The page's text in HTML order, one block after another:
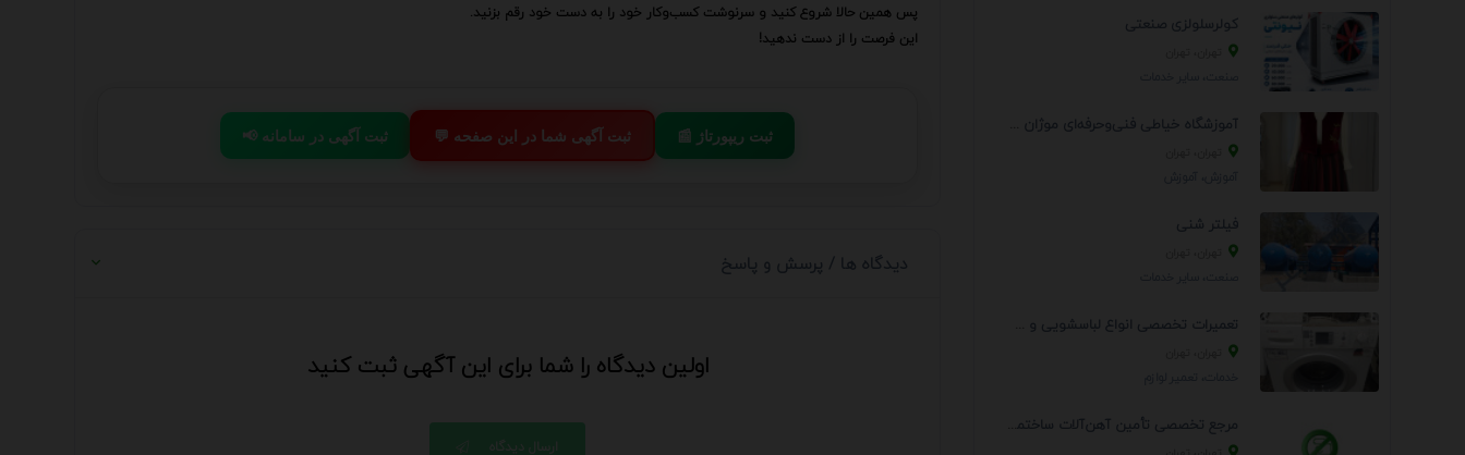
پس همین حالا شروع کنید و سرنوشت کسب‌وکار خود را به دست خود رقم بزنید.
این فرصت را از دست ندهید!
📢 ثبت آگهی در سامانه 💬 ثبت آگهی شما در این صفحه 📰 ثبت ریپورتاژ
دیدگاه ها / پرسش و پاسخ
اولین دیدگاه را شما برای این آگهی ثبت کنید
ارسال دیدگاه
کولرسلولزی صنعتی
فیلتر شنی
مرجع تخصصی تأمین آهن‌آلات ساختمانی و صنعتی